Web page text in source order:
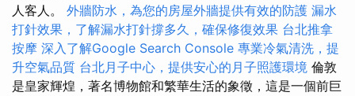
人客人。 外牆防水，為您的房屋外牆提供有效的防護 漏水
打針效果，了解漏水打針撐多久，確保修復效果 台北推拿
按摩 深入了解Google Search Console 專業冷氣清洗，提
升空氣品質 台北月子中心，提供安心的月子照護環境 倫敦
是皇家輝煌，著名博物館和繁華生活的象徵，這是一個前巨